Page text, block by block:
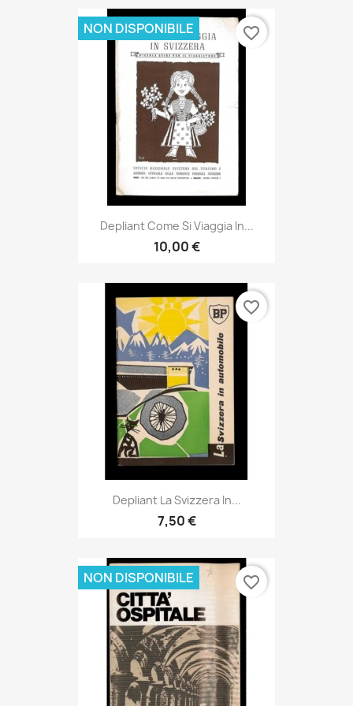
Depliant Come Si Viaggia In...
10,00 €
NON DISPONIBILE favorite_border
Depliant La Svizzera In...
7,50 €
favorite_border
NON DISPONIBILE favorite_border